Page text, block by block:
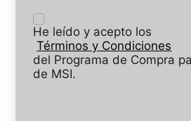
He leído y acepto los
Términos y Condiciones
del Programa de Compra
de MSI.